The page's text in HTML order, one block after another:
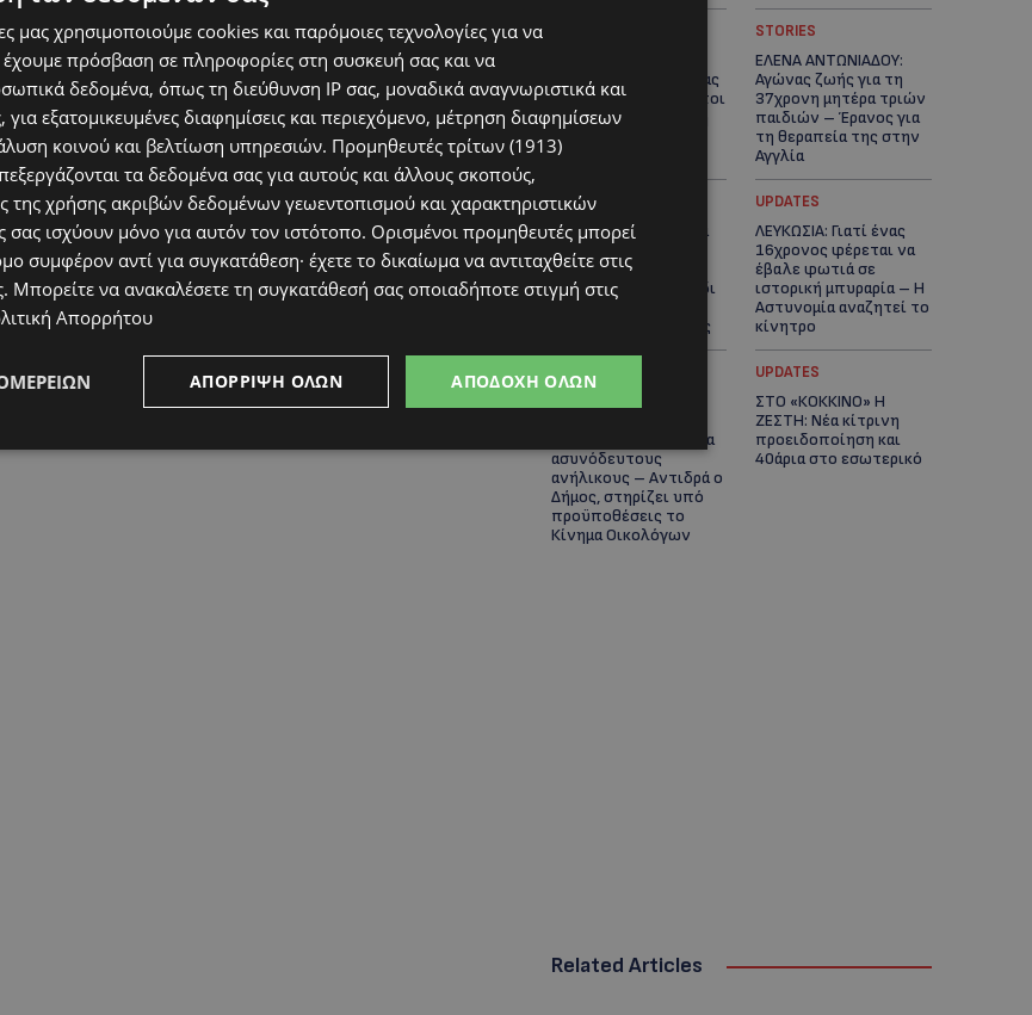
ηλικία είναι μόνο ένας
αριθμός – Οι άνθρωποι
και οι στιγμές είναι η
πραγματική μας
ιστορία
STORIES
ΕΛΕΝΑ ΑΝΤΩΝΙΑΔΟΥ:
Αγώνας ζωής για τη
37χρονη μητέρα τριών
παιδιών – Έρανος για
τη θεραπεία της στην
Αγγλία
UPDATES
ΚΑΤΑΓΓΕΛΙΑ: Για άνδρα
που φέρεται να
παρενοχλούσε
γυναίκες στο Δασούδι
– Σε εξέλιξη οι
αστυνομικές έρευνες
UPDATES
ΛΕΥΚΩΣΙΑ: Γιατί ένας
16χρονος φέρεται να
έβαλε φωτιά σε
ιστορική μπυραρία – Η
Αστυνομία αναζητεί το
κίνητρο
UPDATES
δημιουργία δομών για
ασυνόδευτους
ανήλικους – Αντιδρά ο
Δήμος, στηρίζει υπό
προϋποθέσεις το
Κίνημα Οικολόγων
UPDATES
ΣΤΟ «ΚΟΚΚΙΝΟ» Η
ΖΕΣΤΗ: Νέα κίτρινη
προειδοποίηση και
40άρια στο εσωτερικό
Related Articles
μας χρησιμοποιούμε cookies και παρόμοιες τεχνολογίες για να
πρόσβαση σε πληροφορίες στη συσκευή σας και να
δεδομένα, όπως τη διεύθυνση IP σας, μοναδικά αναγνωριστικά και
εξατομικευμένες διαφημίσεις και περιεχόμενο, μέτρηση διαφημίσεων
κοινού και βελτίωση υπηρεσιών. Προμηθευτές τρίτων (1913)
τα δεδομένα σας για αυτούς και άλλους σκοπούς,
της χρήσης ακριβών δεδομένων γεωεντοπισμού και χαρακτηριστικών
σας ισχύουν μόνο για αυτόν τον ιστότοπο. Ορισμένοι προμηθευτές μπορεί
συμφέρον αντί για συγκατάθεση· έχετε το δικαίωμα να αντιταχθείτε στις
. Μπορείτε να ανακαλέσετε τη συγκατάθεσή σας οποιαδήποτε στιγμή στις
Απορρήτου
ΑΠΟΔΟΧΉ ΌΛΩΝ
ΑΠΌΡΡΙΨΗ ΌΛΩΝ